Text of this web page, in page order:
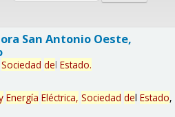
San Antonio Oeste,
Sociedad del Estado.
Energía Eléctrica, Sociedad del Estado,